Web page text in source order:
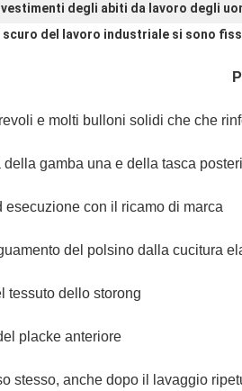
degli abiti da lavoro degli
del lavoro industriale si sono
e molti bulloni solidi che che
della gamba una e della tasca
esecuzione con il ricamo di marca
del polsino dalla cucitura
tessuto dello storong
placke anteriore
stesso, anche dopo il lavaggio